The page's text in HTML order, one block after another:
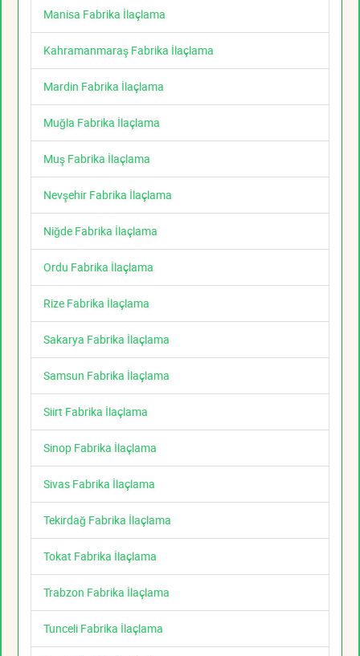
Manisa Fabrika İlaçlama
Kahramanmaraş Fabrika İlaçlama
Mardin Fabrika İlaçlama
Muğla Fabrika İlaçlama
Muş Fabrika İlaçlama
Nevşehir Fabrika İlaçlama
Niğde Fabrika İlaçlama
Ordu Fabrika İlaçlama
Rize Fabrika İlaçlama
Sakarya Fabrika İlaçlama
Samsun Fabrika İlaçlama
Siirt Fabrika İlaçlama
Sinop Fabrika İlaçlama
Sivas Fabrika İlaçlama
Tekirdağ Fabrika İlaçlama
Tokat Fabrika İlaçlama
Trabzon Fabrika İlaçlama
Tunceli Fabrika İlaçlama